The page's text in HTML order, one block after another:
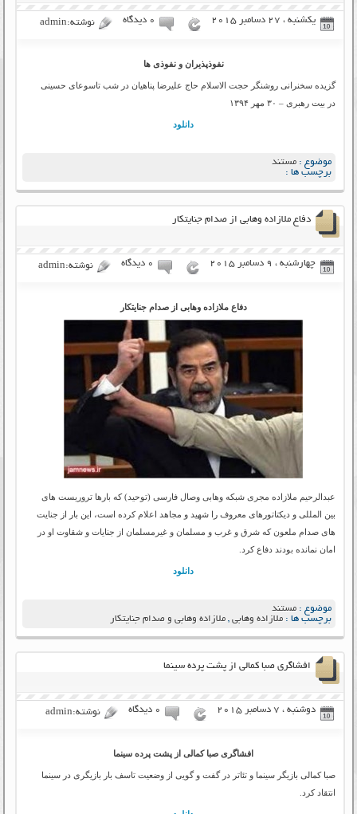
یکشنبه ، 27 دسامبر 2015 ۰ دیدگاه نوشته:admin
نفوذپذیران و نفوذی‌ ها
گزیده سخنرانی روشنگر حجت الاسلام حاج علیرضا پناهیان در شب تاسوعای حسینی
در بیت رهبری – ۳۰ مهر ۱۳۹۴
دانلود
موضوع :مستند
برچسب ها :
دفاع ملازاده وهابی از صدام جنایتکار
چهارشنبه ، 9 دسامبر 2015 ۰ دیدگاه نوشته:admin
دفاع ملازاده وهابی از صدام جنایتکار
عبدالرحیم ملازاده مجری شبکه وهابی وصال فارسی (توحید) که بارها تروریست های
بین المللی و دیکتاتورهای معروف را شهید و مجاهد اعلام کرده است، این بار از جنایت
های صدام ملعون که شرق و غرب و مسلمان و غیرمسلمان از جنایات و شقاوت او در
امان نمانده بودند دفاع کرد.
دانلود
موضوع :مستند
برچسب ها :ملازاده وهابی ,ملازاده وهابی و صدام جنایتکار
افشاگری صبا کمالی از پشت پرده سینما
دوشنبه ، 7 دسامبر 2015 ۰ دیدگاه نوشته:admin
افشاگری صبا کمالی از پشت پرده سینما
صبا کمالی بازیگر سینما و تئاتر در گفت‌ و گویی از وضعیت تاسف بار بازیگری در سینما
انتقاد کرد.